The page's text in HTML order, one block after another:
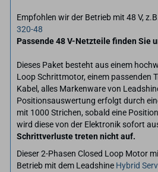
Empfohlen wir der Betrieb mit 48 V,
320-48
Passende 48 V-Netzteile finden Sie
Dieses Paket besteht aus einem
Loop Schrittmotor, einem passenden
Kabel, alles Markenware von
Positionsauswertung erfolgt durch
mit 1000 Strichen, sobald eine
wird diese von der Elektronik sofort
Schrittverluste treten nicht auf.
Dieser 2-Phasen Closed Loop Motor
Betrieb mit dem Leadshine Hybrid